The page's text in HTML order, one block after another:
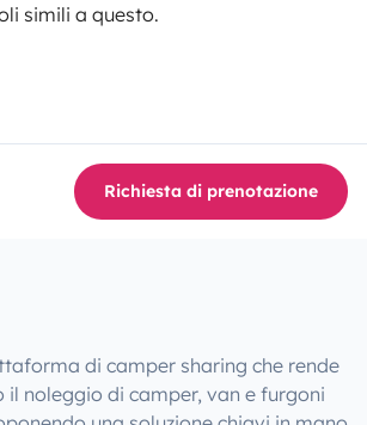
simili a questo.
Richiesta di prenotazione
di camper sharing che rende
il noleggio di camper, van e furgoni